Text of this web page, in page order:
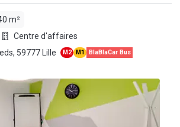
m²
Centre d'affaires
Boulevard du Leeds, 59777 Lille
M2 M1 BlaBlaCar Bus